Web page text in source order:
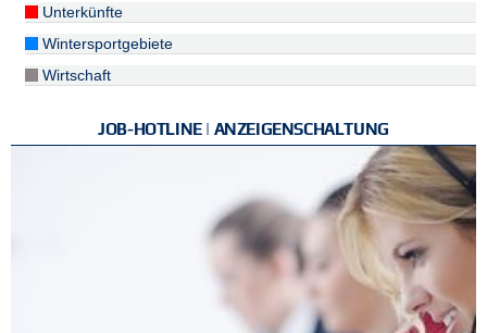
Unterkünfte
Wintersportgebiete
Wirtschaft
JOB-HOTLINE | ANZEIGENSCHALTUNG